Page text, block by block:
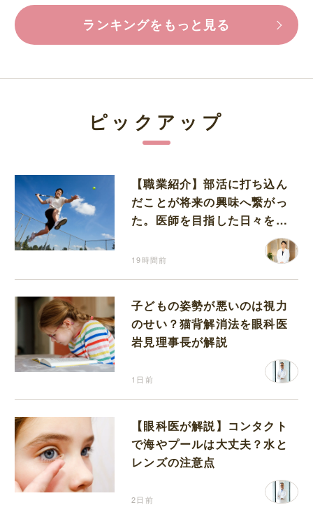
ランキングをもっと見る
ピックアップ
【職業紹介】部活に打ち込ん
だことが将来の興味へ繋がっ
た。医師を目指した日々を振
19時間前
子どもの姿勢が悪いのは視力
のせい？猫背解消法を眼科医
岩見理事長が解説
1日前
【眼科医が解説】コンタクト
で海やプールは大丈夫？水と
レンズの注意点
2日前